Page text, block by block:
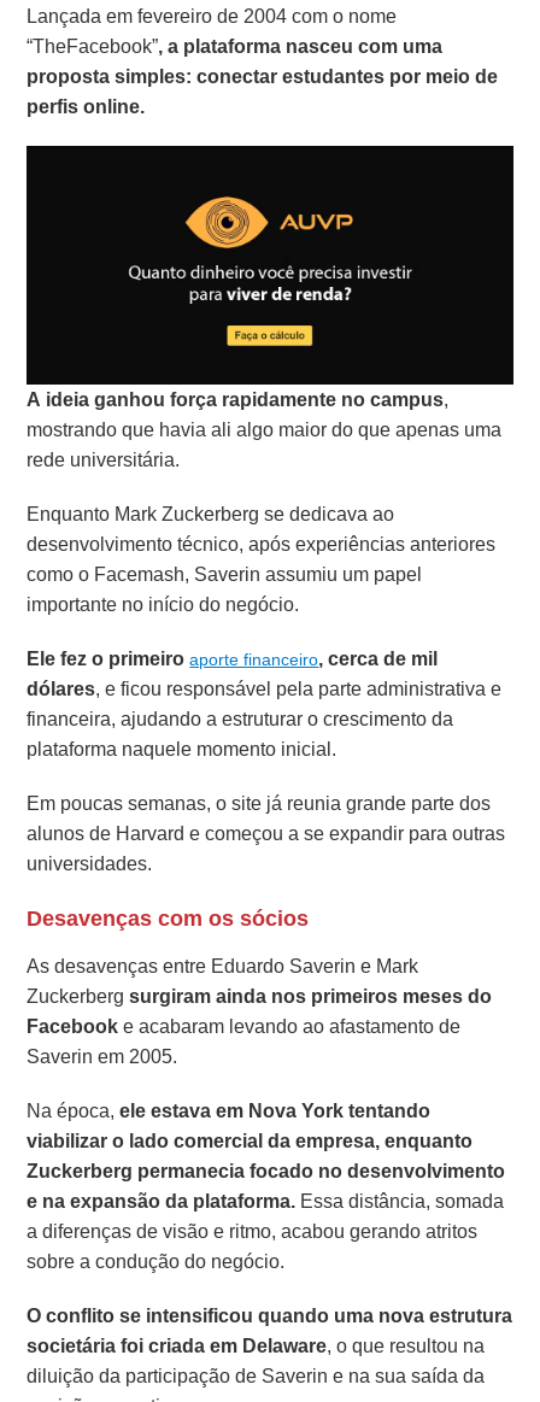
Lançada em fevereiro de 2004 com o nome
“TheFacebook”, a plataforma nasceu com uma
proposta simples: conectar estudantes por meio de
perfis online.
A ideia ganhou força rapidamente no campus,
mostrando que havia ali algo maior do que apenas uma
rede universitária.
Enquanto Mark Zuckerberg se dedicava ao
desenvolvimento técnico, após experiências anteriores
como o Facemash, Saverin assumiu um papel
importante no início do negócio.
Ele fez o primeiroaporte financeiro, cerca de mil
dólares, e ficou responsável pela parte administrativa e
financeira, ajudando a estruturar o crescimento da
plataforma naquele momento inicial.
Em poucas semanas, o site já reunia grande parte dos
alunos de Harvard e começou a se expandir para outras
universidades.
Desavenças com os sócios
As desavenças entre Eduardo Saverin e Mark
Zuckerberg surgiram ainda nos primeiros meses do
Facebooke acabaram levando ao afastamento de
Saverin em 2005.
Na época,ele estava em Nova York tentando
viabilizar o lado comercial da empresa, enquanto
Zuckerberg permanecia focado no desenvolvimento
e na expansão da plataforma. Essa distância, somada
a diferenças de visão e ritmo, acabou gerando atritos
sobre a condução do negócio.
O conflito se intensificou quando uma nova estrutura
societária foi criada em Delaware, o que resultou na
diluição da participação de Saverin e na sua saída da